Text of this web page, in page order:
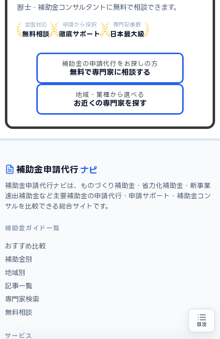
目次
断士・補助金コンサルタントに無料で相談できます。
全国対応
無料相談
申請から採択
徹底サポート
専門記事数
日本最大級
補助金の申請代行をお探しの方
無料で専門家に相談する
地域・業種から選べる
お近くの専門家を探す
補助金申請代行 ナビ
補助金申請代行ナビは、ものづくり補助金・省力化補助金・新事業
進出補助金など主要補助金の申請代行・申請サポート・補助金コン
サルを比較できる総合サイトです。
補助金ガイド一覧
おすすめ比較
補助金別
地域別
記事一覧
専門家検索
無料相談
サービス